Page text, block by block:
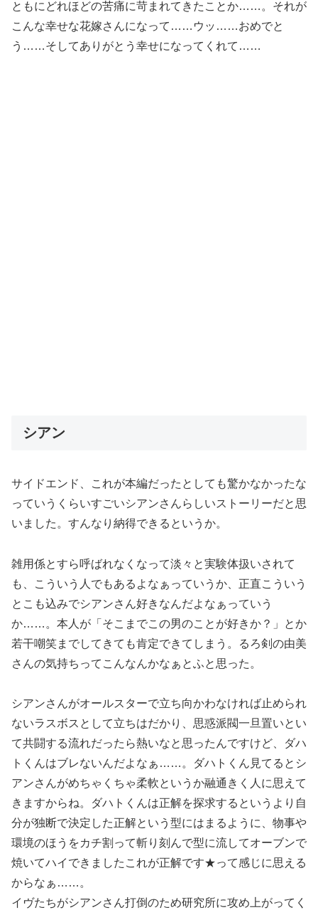
ともにどれほどの苦痛に苛まれてきたことか……。それが
こんな幸せな花嫁さんになって……ウッ……おめでと
う……そしてありがとう幸せになってくれて……
シアン
サイドエンド、これが本編だったとしても驚かなかったな
っていうくらいすごいシアンさんらしいストーリーだと思
いました。すんなり納得できるというか。
雑用係とすら呼ばれなくなって淡々と実験体扱いされて
も、こういう人でもあるよなぁっていうか、正直こういう
とこも込みでシアンさん好きなんだよなぁっていう
か……。本人が「そこまでこの男のことが好きか？」とか
若干嘲笑までしてきても肯定できてしまう。るろ剣の由美
さんの気持ちってこんなんかなぁとふと思った。
シアンさんがオールスターで立ち向かわなければ止められ
ないラスボスとして立ちはだかり、思惑派閥一旦置いとい
て共闘する流れだったら熱いなと思ったんですけど、ダハ
トくんはブレないんだよなぁ……。ダハトくん見てるとシ
アンさんがめちゃくちゃ柔軟というか融通きく人に思えて
きますからね。ダハトくんは正解を探求するというより自
分が独断で決定した正解という型にはまるように、物事や
環境のほうをカチ割って斬り刻んで型に流してオーブンで
焼いてハイできましたこれが正解です★って感じに思える
からなぁ……。
イヴたちがシアンさん打倒のため研究所に攻め上がってく